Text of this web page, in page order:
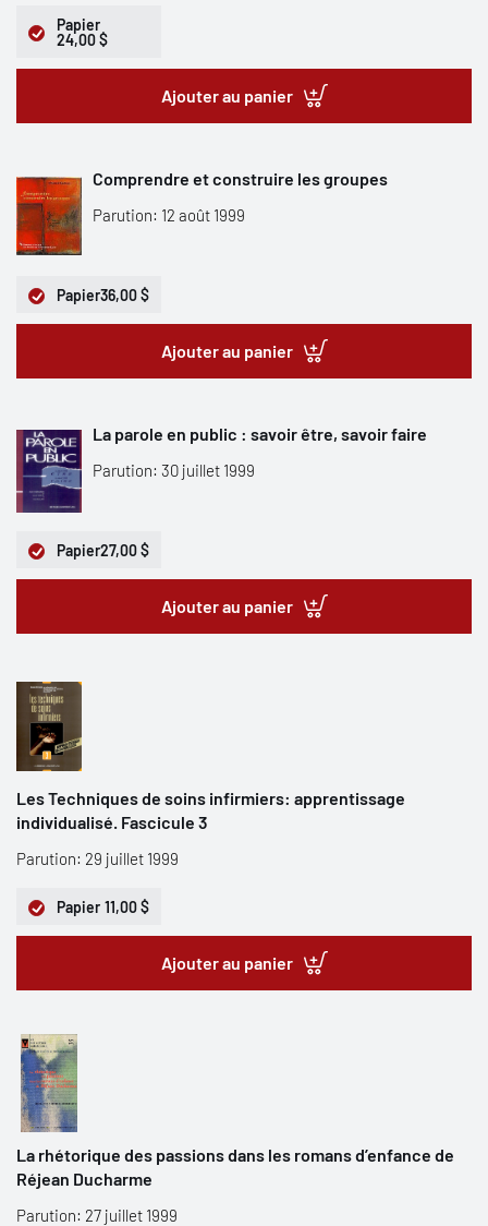
Papier
24,00 $
Ajouter au panier
Comprendre et construire les groupes
Parution: 12 août 1999
Papier36,00 $
Ajouter au panier
La parole en public : savoir être, savoir faire
Parution: 30 juillet 1999
Papier27,00 $
Ajouter au panier
Les Techniques de soins infirmiers: apprentissage
individualisé. Fascicule 3
Parution: 29 juillet 1999
Papier 11,00 $
Ajouter au panier
La rhétorique des passions dans les romans d’enfance de
Réjean Ducharme
Parution: 27 juillet 1999